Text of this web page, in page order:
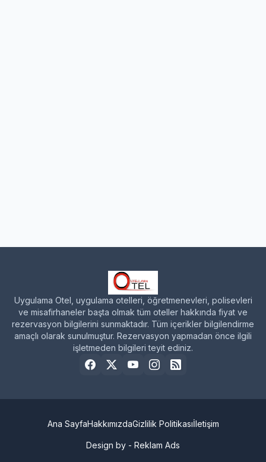
Uygulama Otel, uygulama otelleri, öğretmenevleri, polisevleri
ve misafirhaneler başta olmak tüm oteller hakkında fiyat ve
rezervasyon bilgilerini sunmaktadır. Tüm içerikler bilgilendirme
amaçlı olarak sunulmuştur. Rezervasyon yapmadan önce ilgili
işletmeden bilgileri teyit ediniz.
Design by - Reklam Ads
Ana SayfaHakkımızdaGizlilik Politikasıİletişim